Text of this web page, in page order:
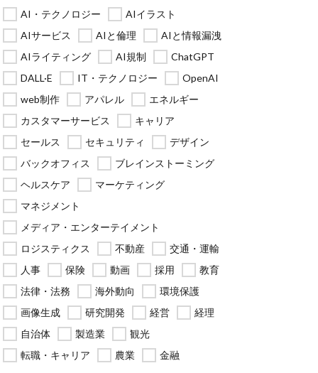
AI・テクノロジー
AIイラスト
AIサービス
AIと倫理
AIと情報漏洩
AIライティング
AI規制
ChatGPT
DALL·E
IT・テクノロジー
OpenAI
web制作
アパレル
エネルギー
カスタマーサービス
キャリア
セールス
セキュリティ
デザイン
バックオフィス
ブレインストーミング
ヘルスケア
マーケティング
マネジメント
メディア・エンターテイメント
ロジスティクス
不動産
交通・運輸
人事
保険 動画 採用
教育
法律・法務
海外動向
環境保護
画像生成
研究開発 経営
経理
自治体
製造業
観光
転職・キャリア
農業 金融